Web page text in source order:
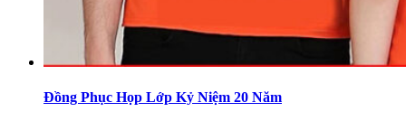
Đồng Phục Họp Lớp Kỷ Niệm 20 Năm